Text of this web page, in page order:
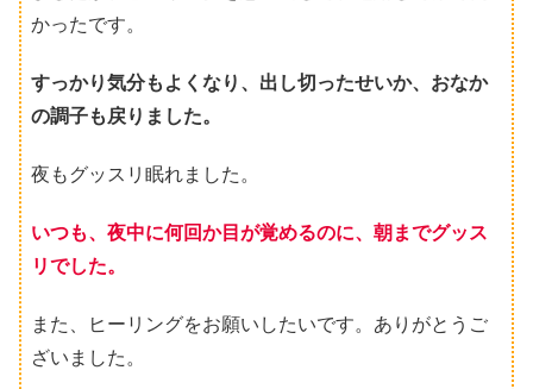
かったです。
すっかり気分もよくなり、出し切ったせいか、おなか
の調子も戻りました。
夜もグッスリ眠れました。
いつも、夜中に何回か目が覚めるのに、朝までグッス
リでした。
また、ヒーリングをお願いしたいです。ありがとうご
ざいました。